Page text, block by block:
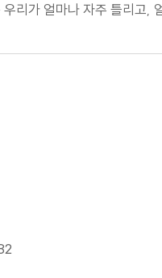
리가 얼마나 자주 틀리고